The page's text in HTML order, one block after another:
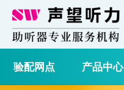
验配网点 产品中心